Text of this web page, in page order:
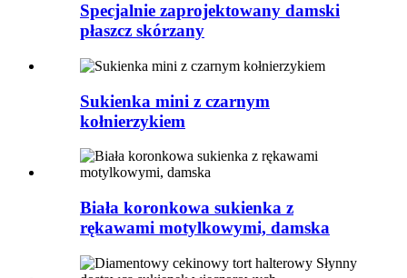
Specjalnie zaprojektowany damski
płaszcz skórzany
Sukienka mini z czarnym
kołnierzykiem
Biała koronkowa sukienka z
rękawami motylkowymi, damska